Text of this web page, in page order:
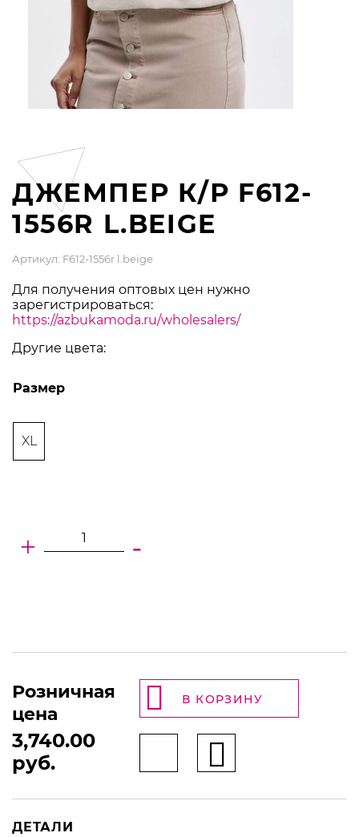
ДЖЕМПЕР К/Р F612-
1556R L.BEIGE
Артикул: F612-1556r l.beige
Для получения оптовых цен нужно
зарегистрироваться:
https://azbukamoda.ru/wholesalers/
Другие цвета:
Размер
XL
+ -
Розничная
цена
3,740.00
руб.
В КОРЗИНУ
ДЕТАЛИ